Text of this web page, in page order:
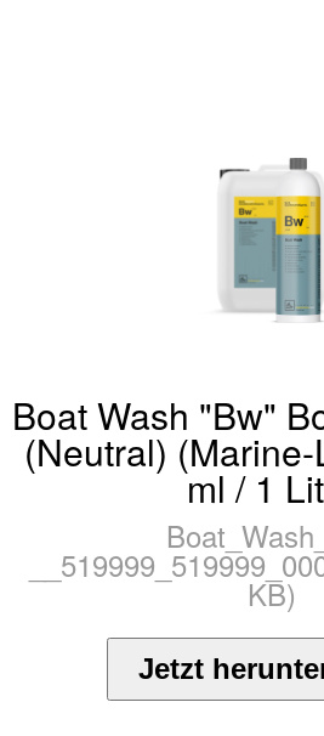
Boat Wash "Bw"
(Neutral)
ml / 1
KB)
Jetzt